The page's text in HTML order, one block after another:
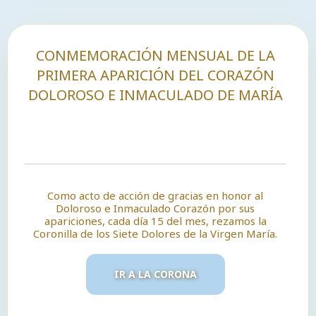
CONMEMORACIÓN MENSUAL DE LA
PRIMERA APARICIÓN DEL CORAZÓN
DOLOROSO E INMACULADO DE MARÍA
Como acto de acción de gracias en honor al
Doloroso e Inmaculado Corazón por sus
apariciones, cada día 15 del mes, rezamos la
Coronilla de los Siete Dolores de la Virgen María.
IR A LA CORONA